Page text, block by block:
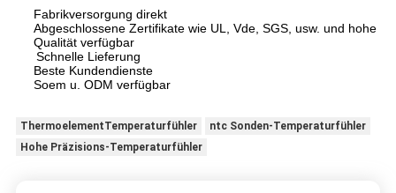
Fabrikversorgung direkt
Abgeschlossene Zertifikate wie UL, Vde, SGS, usw. und hohe
Qualität verfügbar
Schnelle Lieferung
Beste Kundendienste
Soem u. ODM verfügbar
ThermoelementTemperaturfühler
ntc Sonden-Temperaturfühler
Hohe Präzisions-Temperaturfühler